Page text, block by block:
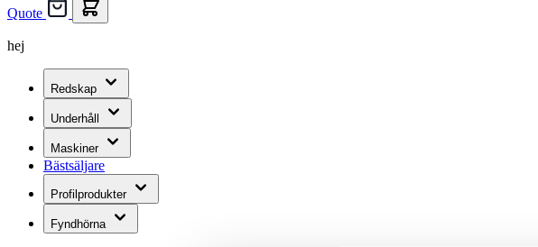
Quote
hej
Redskap
Underhåll
Maskiner
Bästsäljare
Profilprodukter
Fyndhörna